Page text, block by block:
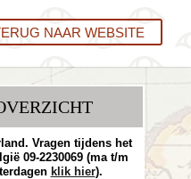
NAAR WEBSITE
Vragen tijdens het
09-2230069 (ma t/m
klik hier).